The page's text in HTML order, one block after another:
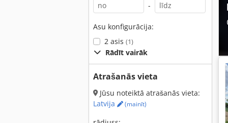
-
Asu konfigurācija:
2 asis (1)
Rādīt vairāk
Atrašanās vieta
Jūsu noteiktā atrašanās vieta:
Latvija
(mainīt)